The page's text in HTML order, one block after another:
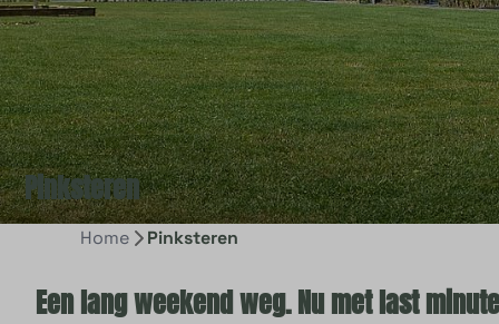
Pinksteren
Home Pinksteren
Een lang weekend weg. Nu met last